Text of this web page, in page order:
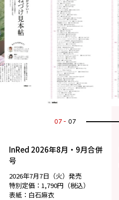
07 07
InRed 2026年8月・9月合併
号
2026年7月7日（火）発売
特別定価：1,790円（税込）
表紙：白石麻衣